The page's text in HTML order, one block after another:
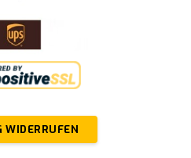
WIDERRUFEN